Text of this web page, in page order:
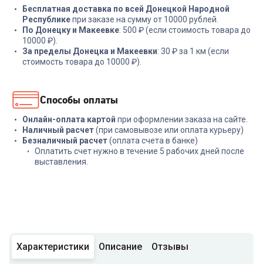
Бесплатная доставка по всей Донецкой Народной
Республикепри заказе на сумму от 10000 рублей.
По Донецку и Макеевке: 500 ₽ (если стоимость товара до
10000 ₽).
За пределы Донецка и Макеевки: 30 ₽ за 1 км (если
стоимость товара до 10000 ₽).
Способы оплаты
Онлайн-оплата картой при оформлении заказа на сайте.
Наличный расчет(при самовывозе или оплата курьеру)
Безналичный расчет(оплата счета в банке)
Оплатить счет нужно в течение 5 рабочих дней после
выставления.
Характеристики Описание Отзывы